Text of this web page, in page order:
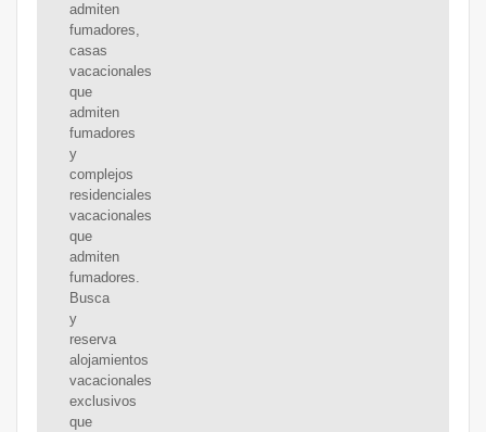
admiten
fumadores,
casas
vacacionales
que
admiten
fumadores
y
complejos
residenciales
vacacionales
que
admiten
fumadores.
Busca
y
reserva
alojamientos
vacacionales
exclusivos
que